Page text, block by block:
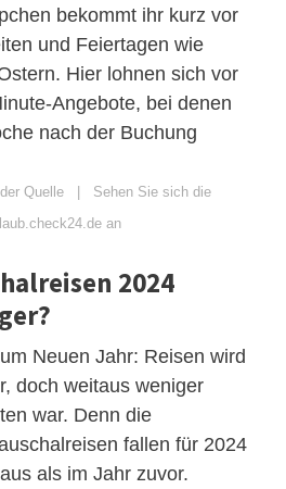
bekommt ihr kurz vor
und Feiertagen wie
Hier lohnen sich vor
Angebote, bei denen
nach der Buchung
Quelle | Sehen Sie sich die
an
2024
Neuen Jahr: Reisen wird
doch weitaus weniger
war. Denn die
fallen für 2024
als im Jahr zuvor.